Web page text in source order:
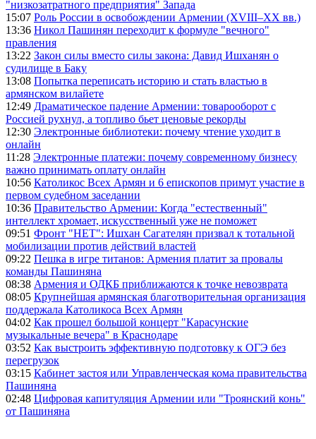
"низкозатратного предприятия" Запада
15:07 Роль России в освобождении Армении (XVIII–XX вв.)
13:36 Никол Пашинян переходит к формуле "вечного"
правления
13:22 Закон силы вместо силы закона: Давид Ишханян о
судилище в Баку
13:08 Попытка переписать историю и стать властью в
армянском вилайете
12:49 Драматическое падение Армении: товарооборот с
Россией рухнул, а топливо бьет ценовые рекорды
12:30 Электронные библиотеки: почему чтение уходит в
онлайн
11:28 Электронные платежи: почему современному бизнесу
важно принимать оплату онлайн
10:56 Католикос Всех Армян и 6 епископов примут участие в
первом судебном заседании
10:36 Правительство Армении: Когда "естественный"
интеллект хромает, искусственный уже не поможет
09:51 Фронт "НЕТ": Ишхан Сагателян призвал к тотальной
мобилизации против действий властей
09:22 Пешка в игре титанов: Армения платит за провалы
команды Пашиняна
08:38 Армения и ОДКБ приближаются к точке невозврата
08:05 Крупнейшая армянская благотворительная организация
поддержала Католикоса Всех Армян
04:02 Как прошел большой концерт "Карасунские
музыкальные вечера" в Краснодаре
03:52 Как выстроить эффективную подготовку к ОГЭ без
перегрузок
03:15 Кабинет застоя или Управленческая кома правительства
Пашиняна
02:48 Цифровая капитуляция Армении или "Троянский конь"
от Пашиняна